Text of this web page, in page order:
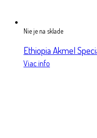
Nie je na sklade
Ethiopia Akmel
Viac info